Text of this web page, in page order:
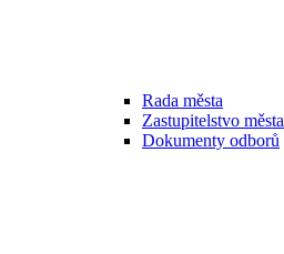
Rada města
Zastupitelstvo města
Dokumenty odborů